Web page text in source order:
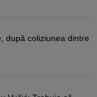
după coliziunea dintre